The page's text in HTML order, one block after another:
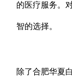
的医疗服务。
智的选择。
除了合肥华夏